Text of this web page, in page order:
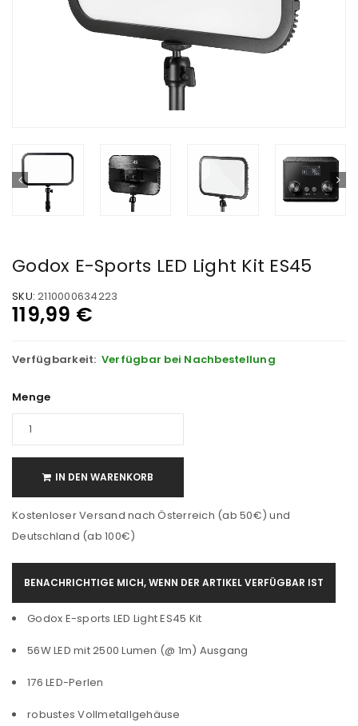
Godox E-Sports LED Light Kit ES45
SKU: 2110000634223
119,99 €
Verfügbarkeit: Verfügbar bei Nachbestellung
Menge
IN DEN WARENKORB
Kostenloser Versand nach Österreich (ab 50€) und
Deutschland (ab 100€)
BENACHRICHTIGE MICH, WENN DER ARTIKEL VERFÜGBAR IST
Godox E-sports LED Light ES45 Kit
56W LED mit 2500 Lumen (@ 1m) Ausgang
176 LED-Perlen
robustes Vollmetallgehäuse